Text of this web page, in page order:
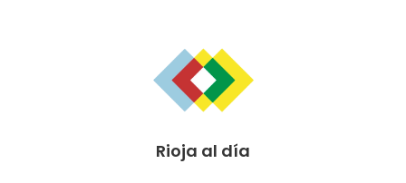
de este tipo en muchos metros a la redonda.»
El candidato a la alcaldía David Gómez considera que “con
lugar de ocio, ofreciendo alternativas a los usuarios
Rioja al día